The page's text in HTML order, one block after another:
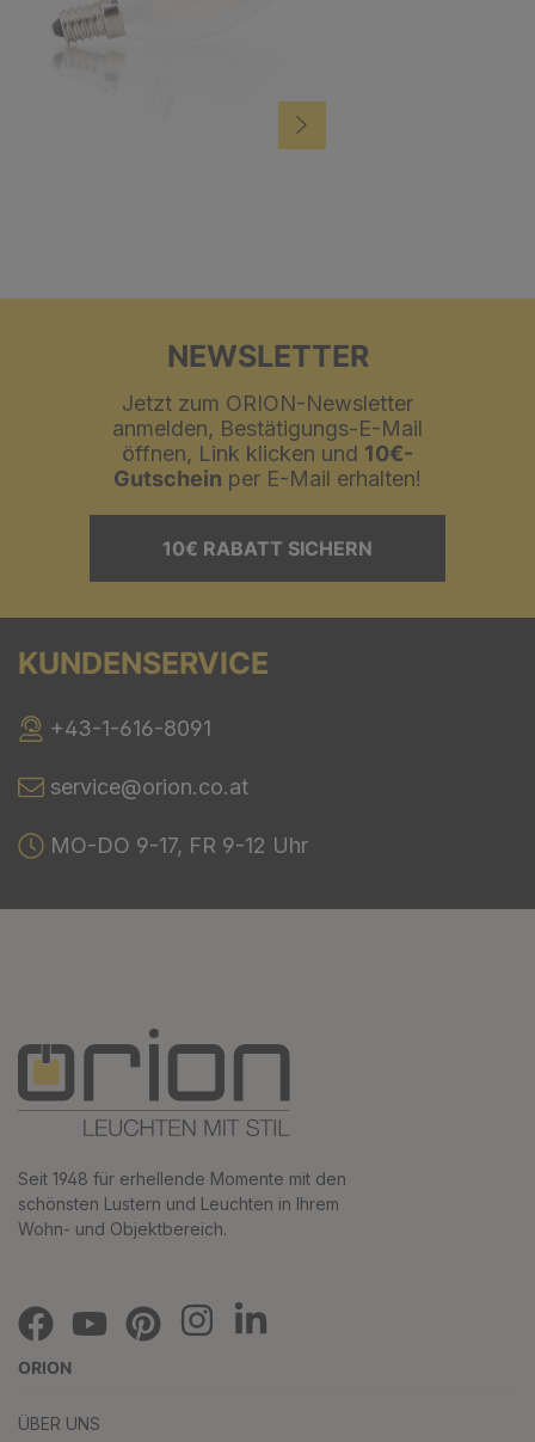
NEWSLETTER
Jetzt zum ORION-Newsletter
anmelden, Bestätigungs-E-Mail
öffnen, Link klicken und 10€-
Gutschein per E-Mail erhalten!
10€ RABATT SICHERN
KUNDENSERVICE
+43-1-616-8091
service@orion.co.at
MO-DO 9-17, FR 9-12 Uhr
Seit 1948 für erhellende Momente mit den
schönsten Lustern und Leuchten in Ihrem
Wohn- und Objektbereich.
ORION
ÜBER UNS